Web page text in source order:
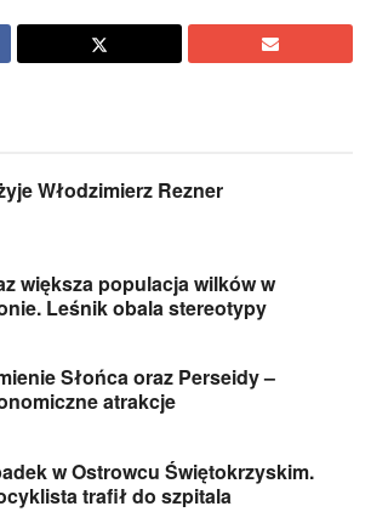
Włodzimierz Rezner
większa populacja wilków w
Leśnik obala stereotypy
Słońca oraz Perseidy –
atrakcje
w Ostrowcu Świętokrzyskim.
trafił do szpitala